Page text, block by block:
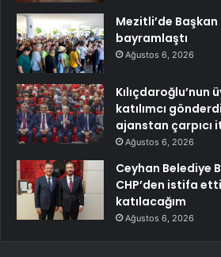
Mezitli’de
bayramlaştı
Ağustos 6, 2026
Kılıçdaroğlu’nun
katılımcı
ajanstan çarpıcı
Ağustos 6, 2026
Ceyhan Belediye
CHP’den istifa
katılacağım
Ağustos 6, 2026